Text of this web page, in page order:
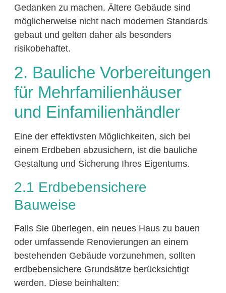
Gedanken zu machen. Ältere Gebäude sind
möglicherweise nicht nach modernen Standards
gebaut und gelten daher als besonders
risikobehaftet.
2. Bauliche Vorbereitungen
für Mehrfamilienhäuser
und Einfamilienhändler
Eine der effektivsten Möglichkeiten, sich bei
einem Erdbeben abzusichern, ist die bauliche
Gestaltung und Sicherung Ihres Eigentums.
2.1 Erdbebensichere
Bauweise
Falls Sie überlegen, ein neues Haus zu bauen
oder umfassende Renovierungen an einem
bestehenden Gebäude vorzunehmen, sollten
erdbebensichere Grundsätze berücksichtigt
werden. Diese beinhalten: